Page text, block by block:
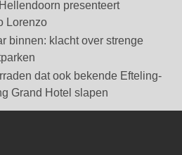
presenteert
Lorenzo
binnen: klacht over strenge
dat ook bekende Efteling-
Grand Hotel slapen